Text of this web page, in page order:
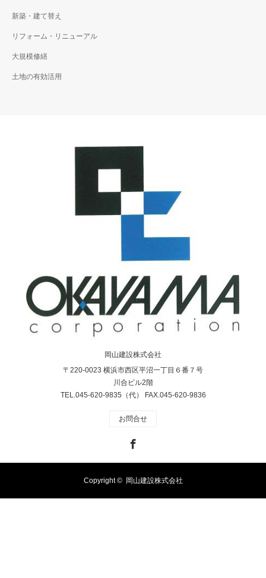
新築・建て替え
リフォーム・リニューアル
大規模修繕
土地の有効活用
岡山建設株式会社
〒220-0023 横浜市西区平沼一丁目６番７号
川合ビル2階
TEL.045-620-9835（代） FAX.045-620-9836
お問合せ
Copyright © 岡山建設株式会社